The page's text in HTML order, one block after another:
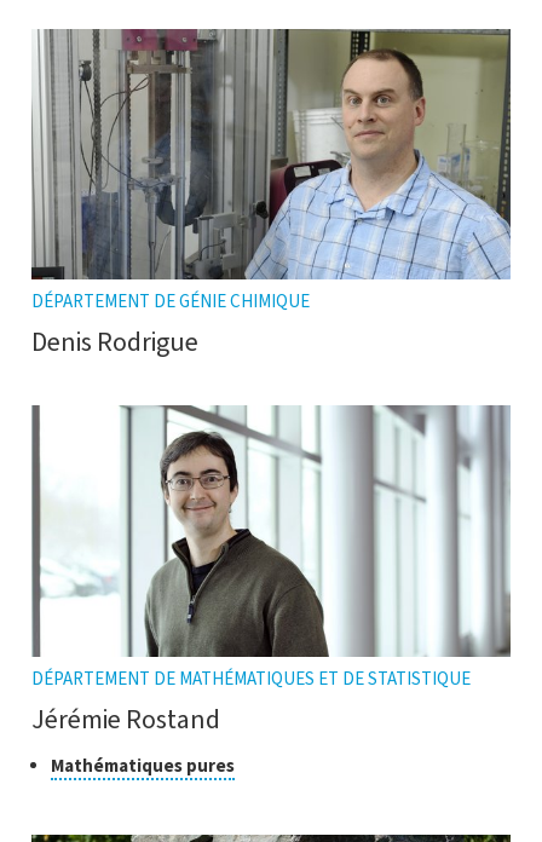
l'infobulle
DÉPARTEMENT DE GÉNIE CHIMIQUE
Denis Rodrigue
DÉPARTEMENT DE MATHÉMATIQUES ET DE STATISTIQUE
Jérémie Rostand
Classe
Mathématiques puresCliquer
l'infobulle